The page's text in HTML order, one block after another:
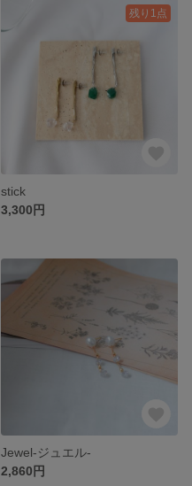
残り1点
stick
3,300円
Jewel-ジュエル-
2,860円